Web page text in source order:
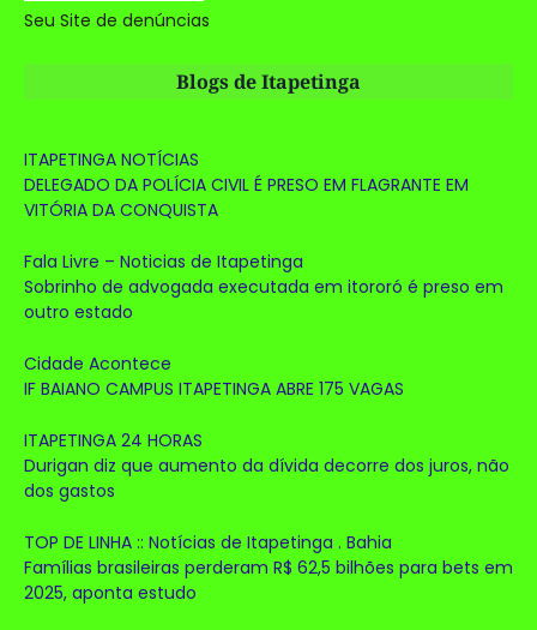
Seu Site de denúncias
Blogs de Itapetinga
ITAPETINGA NOTÍCIAS
DELEGADO DA POLÍCIA CIVIL É PRESO EM FLAGRANTE EM
VITÓRIA DA CONQUISTA
Fala Livre – Noticias de Itapetinga
Sobrinho de advogada executada em itororó é preso em
outro estado
Cidade Acontece
IF BAIANO CAMPUS ITAPETINGA ABRE 175 VAGAS
ITAPETINGA 24 HORAS
Durigan diz que aumento da dívida decorre dos juros, não
dos gastos
TOP DE LINHA :: Notícias de Itapetinga . Bahia
Famílias brasileiras perderam R$ 62,5 bilhões para bets em
2025, aponta estudo